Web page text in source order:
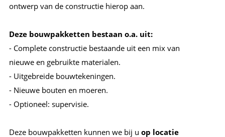
ontwerp van de constructie hierop aan.
Deze bouwpakketten bestaan o.a. uit:
- Complete constructie bestaande uit een mix van
nieuwe en gebruikte materialen.
- Uitgebreide bouwtekeningen.
- Nieuwe bouten en moeren.
- Optioneel: supervisie.
Deze bouwpakketten kunnen we bij u op locatie